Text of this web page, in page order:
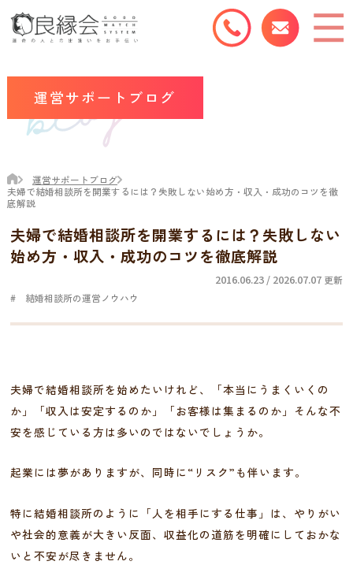
運営サポートブログ
運営サポートブログ
夫婦で結婚相談所を開業するには？失敗しない始め方・収入・成功のコツを徹
底解説
夫婦で結婚相談所を開業するには？失敗しない
始め方・収入・成功のコツを徹底解説
2016.06.23 / 2026.07.07 更新
結婚相談所の運営ノウハウ
夫婦で結婚相談所を始めたいけれど、「本当にうまくいくの
か」「収入は安定するのか」「お客様は集まるのか」そんな不
安を感じている方は多いのではないでしょうか。
起業には夢がありますが、同時に“リスク”も伴います。
特に結婚相談所のように「人を相手にする仕事」は、やりがい
や社会的意義が大きい反面、収益化の道筋を明確にしておかな
いと不安が尽きません。